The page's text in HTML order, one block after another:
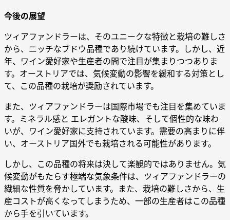
今後の展望
ツィアファンドラーは、そのユニークな特徴と栽培の難しさ
から、ニッチなブドウ品種であり続けています。しかし、近
年、ワイン愛好家や生産者の間で注目が集まりつつありま
す。オーストリアでは、気候変動の影響を緩和する対策とし
て、この品種の栽培が奨励されています。
また、ツィアファンドラーは国際市場でも注目を集めていま
す。ミネラル感と エレガントな酸味、そして個性的な味わ
いが、ワイン愛好家に支持されています。需要の高まりに伴
い、オーストリア国外でも栽培される可能性があります。
しかし、この品種の将来は決して楽観的ではありません。気
候変動がもたらす極端な気象条件は、ツィアファンドラーの
繊細な性質を脅かしています。また、栽培の難しさから、生
産コストが高くなってしまうため、一部の生産者はこの品種
から手を引いています。